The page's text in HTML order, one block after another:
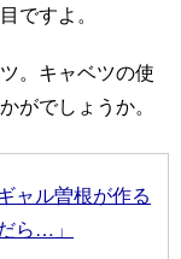
ですよ。
。キャベツの使
がでしょうか。
ャル曽根が作る
ら…」